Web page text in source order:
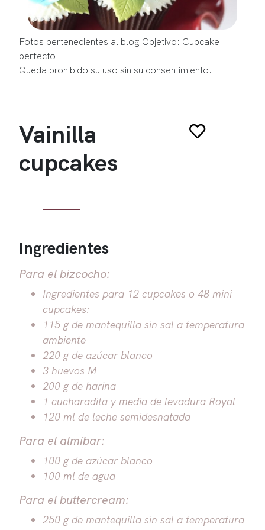
Fotos pertenecientes al blog Objetivo: Cupcake
perfecto.
Queda prohibido su uso sin su consentimiento.
Vainilla
cupcakes
Ingredientes
Para el bizcocho:
Ingredientes para 12 cupcakes o 48 mini
cupcakes:
115 g de mantequilla sin sal a temperatura
ambiente
220 g de azúcar blanco
3 huevos M
200 g de harina
1 cucharadita y media de levadura Royal
120 ml de leche semidesnatada
Para el almíbar:
100 g de azúcar blanco
100 ml de agua
Para el buttercream:
250 g de mantequilla sin sal a temperatura